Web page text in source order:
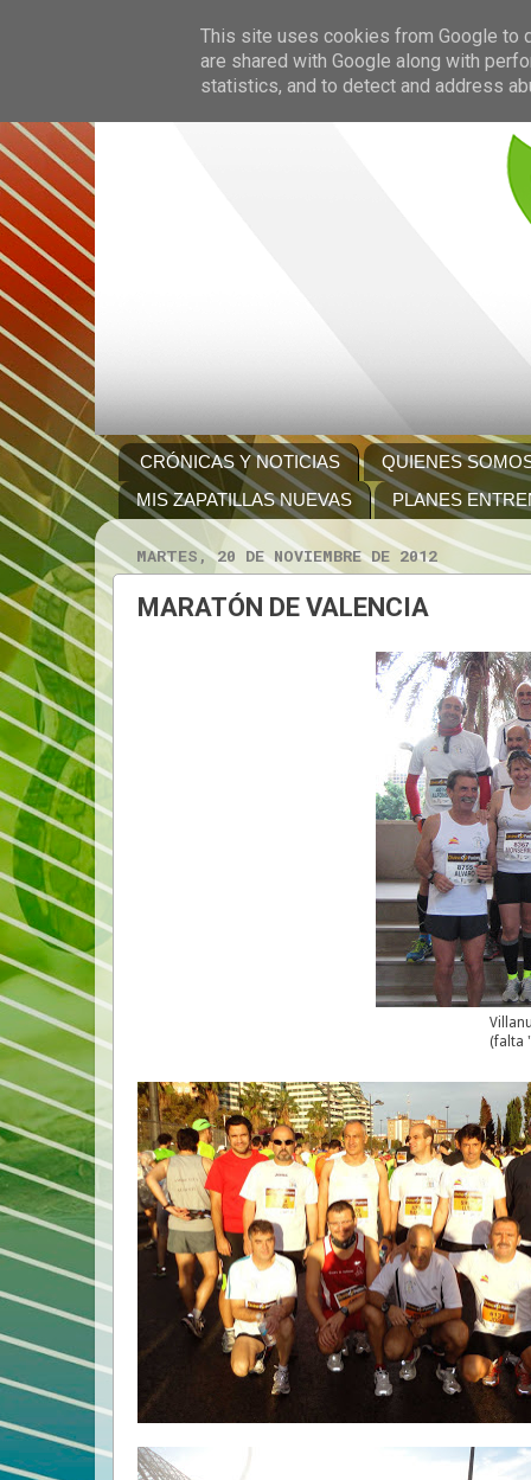
CRÓNICAS Y NOTICIAS
QUIENES
MIS ZAPATILLAS NUEVAS
PLANES
MARTES, 20 DE NOVIEMBRE DE 2012
MARATÓN DE VALENCIA
(falta
This site uses cookies from Google to
are shared with Google along with
statistics, and to detect and address